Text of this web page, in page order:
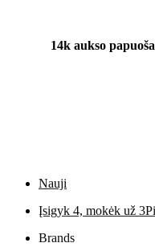
14k aukso
Nauji
Įsigyk 4, mokėk už 3
Brands